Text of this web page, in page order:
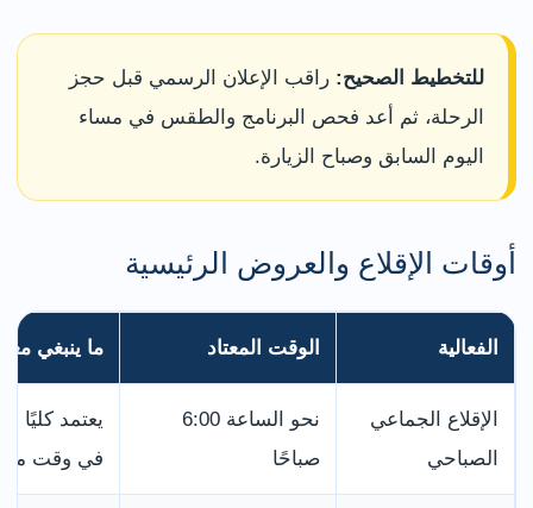
للتخطيط الصحيح: راقب الإعلان الرسمي قبل حجز
الرحلة، ثم أعد فحص البرنامج والطقس في مساء
اليوم السابق وصباح الزيارة.
أوقات الإقلاع والعروض الرئيسية
الفعالية الوقت المعتاد ما ينبغي
الإقلاع الجماعي
الصباحي
نحو الساعة 6:00
صباحًا
يعتمد
في وقت